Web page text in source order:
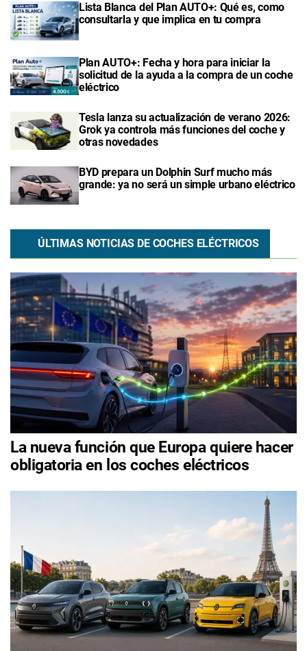
Lista Blanca del Plan AUTO+: Qué es, como
consultarla y que implica en tu compra
Plan AUTO+: Fecha y hora para iniciar la
solicitud de la ayuda a la compra de un coche
eléctrico
Tesla lanza su actualización de verano 2026:
Grok ya controla más funciones del coche y
otras novedades
BYD prepara un Dolphin Surf mucho más
grande: ya no será un simple urbano eléctrico
ÚLTIMAS NOTICIAS DE COCHES ELÉCTRICOS
La nueva función que Europa quiere hacer
obligatoria en los coches eléctricos